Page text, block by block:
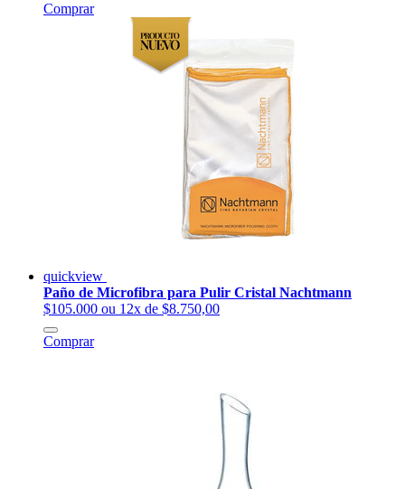
Comprar
quickview
Paño de Microfibra para Pulir Cristal Nachtmann
$105.000 ou 12x de $8.750,00
Comprar